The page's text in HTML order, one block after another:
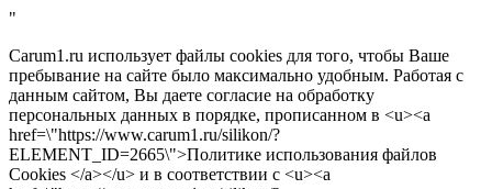
"
Carum1.ru использует файлы cookies для того, чтобы Ваше
пребывание на сайте было максимально удобным. Работая с
данным сайтом, Вы даете согласие на обработку
персональных данных в порядке, прописанном в <u><a
href=\"https://www.carum1.ru/silikon/?
ELEMENT_ID=2665\">Политике использования файлов
Cookies </a></u> и в соответствии с <u><a